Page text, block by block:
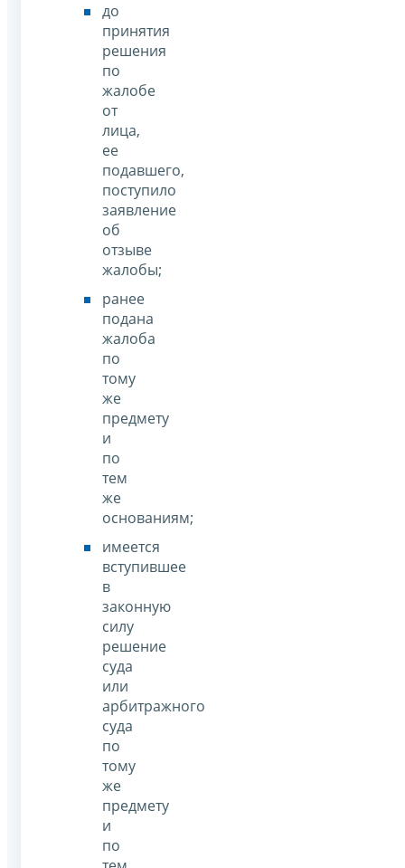
до
принятия
решения
по
жалобе
от
лица,
ее
подавшего,
поступило
заявление
об
отзыве
жалобы;
ранее
подана
жалоба
по
тому
же
предмету
и
по
тем
же
основаниям;
имеется
вступившее
в
законную
силу
решение
суда
или
арбитражного
суда
по
тому
же
предмету
и
по